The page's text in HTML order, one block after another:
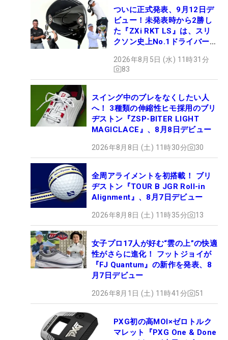
ついに正式発表、9月12日デ
ビュー！未発表時から2勝し
た『ZXi RKT LS』は、スリ
クソン史上No.1ドライバー!?
2026年8月5日 (水) 11時31分
83
スイング中のブレをなくしたい人
へ！ 3種類の伸縮性ヒモ採用のブリ
ヂストン『ZSP-BITER LIGHT
MAGICLACE』、8月8日デビュー
2026年8月8日 (土) 11時30分 30
全周アライメントを初搭載！ ブリ
ヂストン『TOUR B JGR Roll-in
Alignment』、8月7日デビュー
2026年8月8日 (土) 11時35分 13
女子プロ17人が好む“雲の上”の快適
性がさらに進化！ フットジョイが
『FJ Quantum』の新作を発表、8
月7日デビュー
2026年8月1日 (土) 11時41分 51
PXG初の高MOI×ゼロトルク
マレット『PXG One & Done